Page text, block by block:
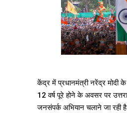
केंद्र में प्रधानमंत्री नरेंद्र मोदी
12 वर्ष पूरे होने के अवसर पर
जनसंपर्क अभियान चलाने जा रही